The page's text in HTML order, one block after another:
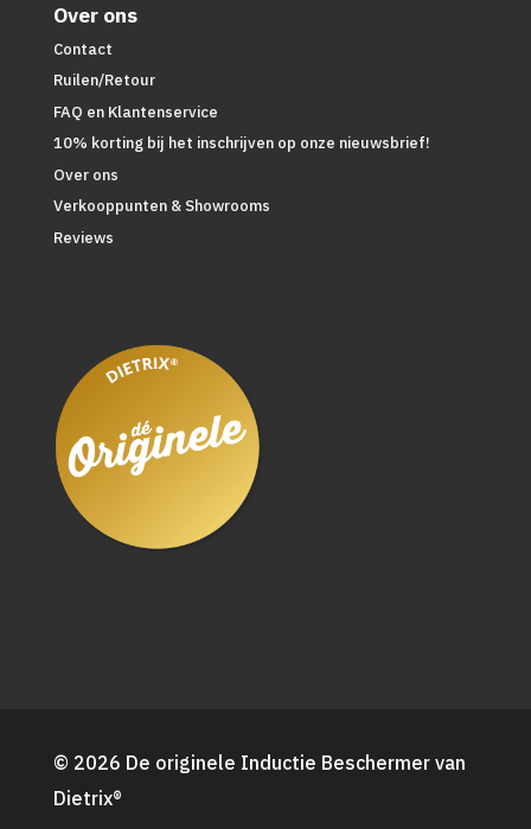
Over ons
Contact
Ruilen/Retour
FAQ en Klantenservice
10% korting bij het inschrijven op onze nieuwsbrief!
Over ons
Verkooppunten & Showrooms
Reviews
© 2026 De originele Inductie Beschermer van
Dietrix®